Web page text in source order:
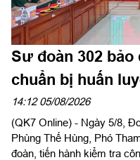
Sư đoàn 302
chuẩn bị huấn
14:12 05/08/2026
(QK7 Online) - Ngày 5/8,
Phùng Thế Hùng, Phó
đoàn, tiến hành kiểm tra